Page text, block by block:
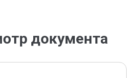
документа